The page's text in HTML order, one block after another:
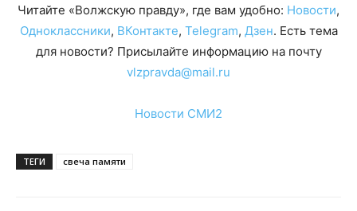
Читайте «Волжскую правду», где вам удобно: Новости,
Одноклассники, ВКонтакте, Telegram, Дзен. Есть тема
для новости? Присылайте информацию на почту
vlzpravda@mail.ru
Новости СМИ2
ТЕГИ свеча памяти